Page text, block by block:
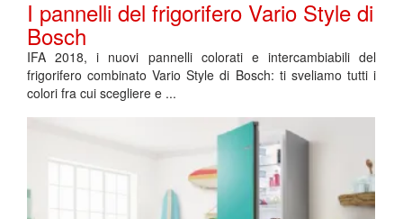
I pannelli del frigorifero Vario Style di
Bosch
IFA 2018, i nuovi pannelli colorati e intercambiabili del
frigorifero combinato Vario Style di Bosch: ti sveliamo tutti i
colori fra cui scegliere e ...